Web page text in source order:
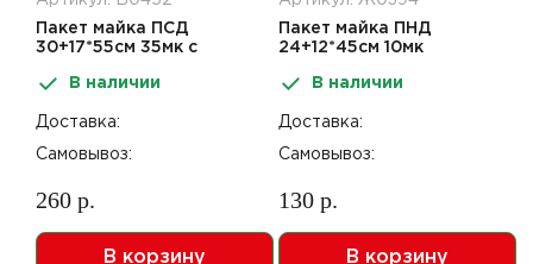
Пакет майка ПСД
30+17*55см 35мк с
30штВ наличии
Доставка:
Самовывоз:
260 р.
В корзину
Пакет майка ПНД
24+12*45см 10мк
В наличии
Доставка:
Самовывоз:
130 р.
В корзину